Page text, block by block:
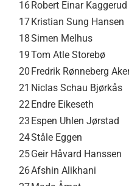
16 Robert Einar Kaggerud
17 Kristian Sung Hansen
18Simen Melhus
19Tom Atle Storebø
20 Fredrik Rønneberg
21 Niclas Schau Bjørkås
22 Endre Eikeseth
23 Espen Uhlen Jørstad
24Ståle Eggen
25Geir Håvard Hanssen
26Afshin Alikhani